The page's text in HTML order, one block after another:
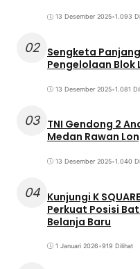
13 Desember 2025•1.093
02 Sengketa
Pengelolaan Blok
13 Desember 2025•1.081
03 TNI Gendong 2
Medan Rawan
13 Desember 2025•1.040
04 Kunjungi K
Perkuat Posisi
Belanja Baru
1 Januari 2026•919 Dilihat